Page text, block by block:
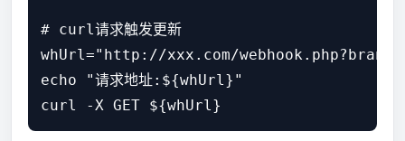
# curl请求触发更新
whUrl="http://xxx.com/
echo "请求地址:${whUrl}"